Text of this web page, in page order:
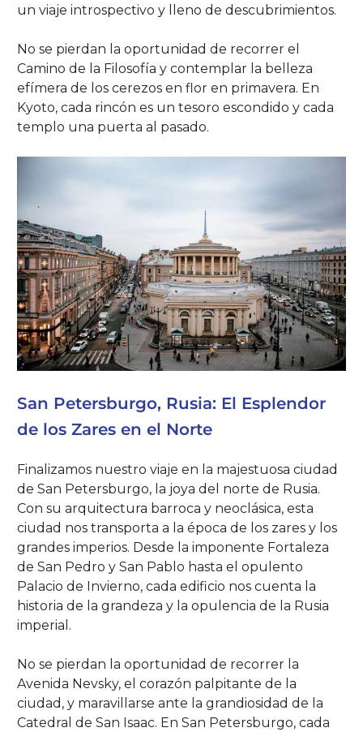
un viaje introspectivo y lleno de descubrimientos.
No se pierdan la oportunidad de recorrer el
Camino de la Filosofía y contemplar la belleza
efímera de los cerezos en flor en primavera. En
Kyoto, cada rincón es un tesoro escondido y cada
templo una puerta al pasado.
San Petersburgo, Rusia: El Esplendor
de los Zares en el Norte
Finalizamos nuestro viaje en la majestuosa ciudad
de San Petersburgo, la joya del norte de Rusia.
Con su arquitectura barroca y neoclásica, esta
ciudad nos transporta a la época de los zares y los
grandes imperios. Desde la imponente Fortaleza
de San Pedro y San Pablo hasta el opulento
Palacio de Invierno, cada edificio nos cuenta la
historia de la grandeza y la opulencia de la Rusia
imperial.
No se pierdan la oportunidad de recorrer la
Avenida Nevsky, el corazón palpitante de la
ciudad, y maravillarse ante la grandiosidad de la
Catedral de San Isaac. En San Petersburgo, cada